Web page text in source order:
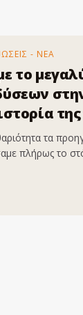
- ΝΕΑ
το
τα
πλήρως το